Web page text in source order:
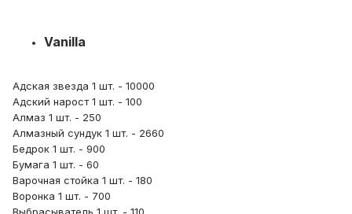
Vanilla
Адская звезда 1 шт. - 10000
Адский нарост 1 шт. - 100
Алмаз 1 шт. - 250
Алмазный сундук 1 шт. - 2660
Бедрок 1 шт. - 900
Бумага 1 шт. - 60
Варочная стойка 1 шт. - 180
Воронка 1 шт. - 700